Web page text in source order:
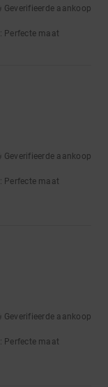
Geverifieerde aankoop
: Perfecte maat
Geverifieerde aankoop
: Perfecte maat
Geverifieerde aankoop
: Perfecte maat